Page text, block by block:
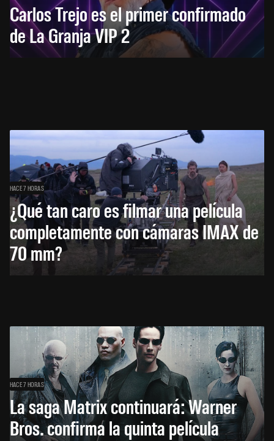
Carlos Trejo es el primer confirmado
de La Granja VIP 2
HACE 7 HORAS
¿Qué tan caro es filmar una película
completamente con cámaras IMAX de
70 mm?
HACE 7 HORAS
La saga Matrix continuará: Warner
Bros. confirma la quinta película